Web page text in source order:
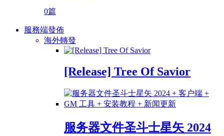
0篇
服務端發佈
海外轉發
[Release] Tree Of Savior
服务器文件圣斗士星矢 2024